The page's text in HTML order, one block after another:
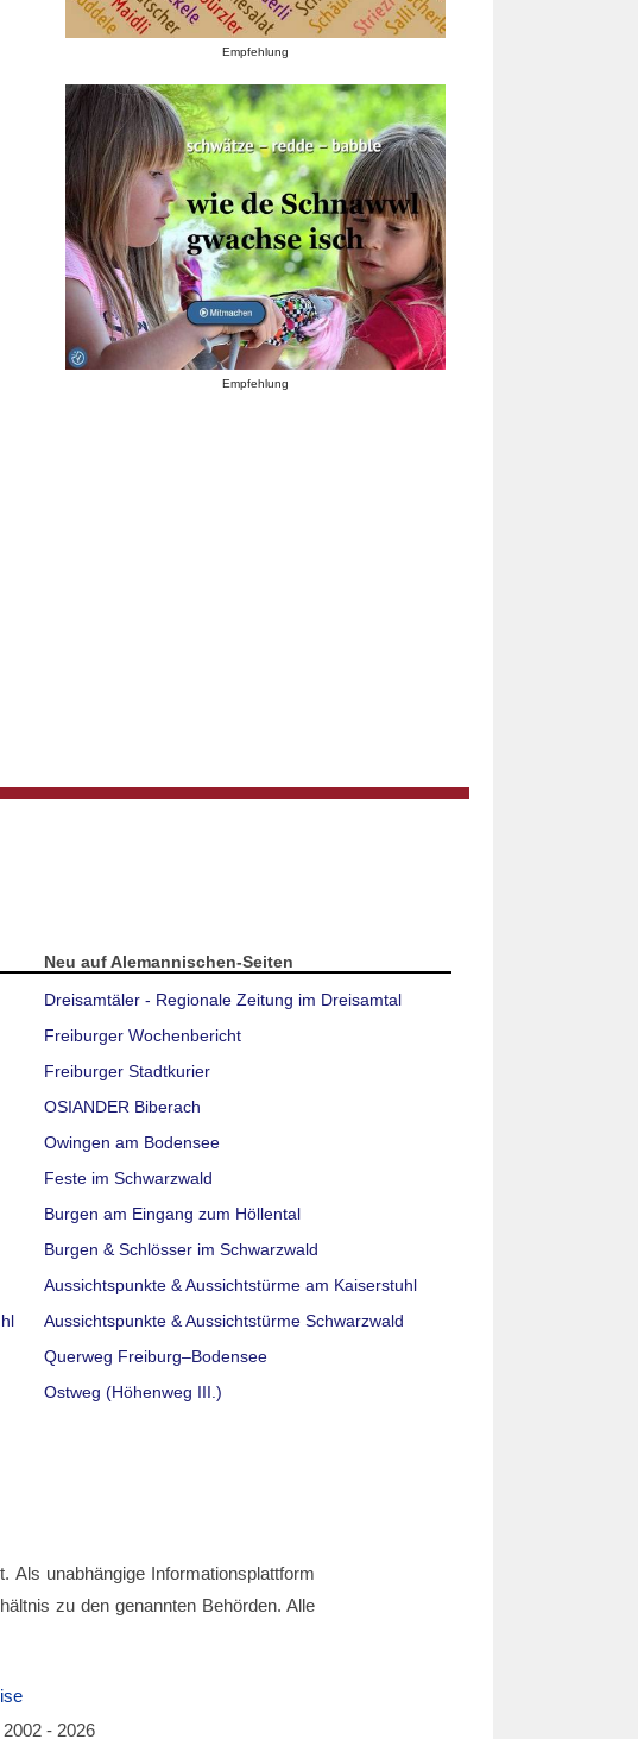
Empfehlung
Empfehlung
Neu auf Alemannischen-Seiten
Dreisamtäler - Regionale Zeitung im Dreisamtal
Freiburger Wochenbericht
Freiburger Stadtkurier
OSIANDER Biberach
Owingen am Bodensee
Feste im Schwarzwald
Burgen am Eingang zum Höllental
Burgen & Schlösser im Schwarzwald
Aussichtspunkte & Aussichtstürme am Kaiserstuhl
Aussichtspunkte & Aussichtstürme Schwarzwald
Querweg Freiburg–Bodensee
Ostweg (Höhenweg III.)
Als unabhängige Informationsplattform
zu den genannten Behörden. Alle
- 2026